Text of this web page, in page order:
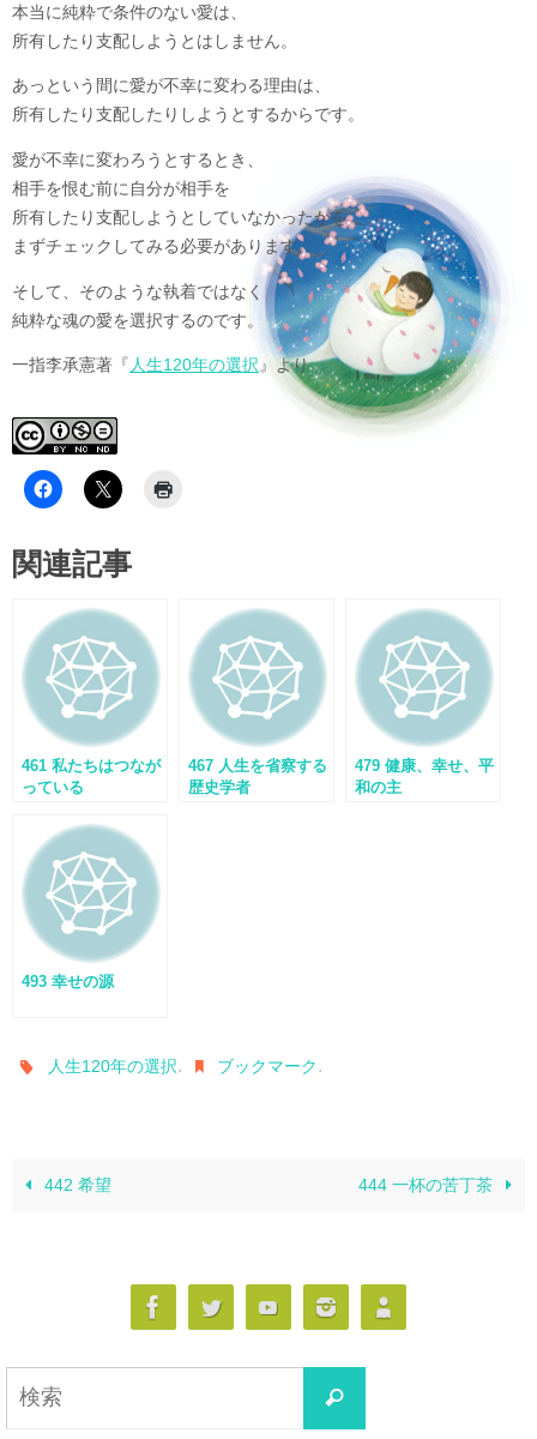
本当に純粋で条件のない愛は、
所有したり支配しようとはしません。
あっという間に愛が不幸に変わる理由は、
所有したり支配したりしようとするからです。
愛が不幸に変わろうとするとき、
相手を恨む前に自分が相手を
所有したり支配しようとしていなかったかを
まずチェックしてみる必要があります。
そして、そのような執着ではなく
純粋な魂の愛を選択するのです。
一指李承憲著『 人生120年の選択 』より
関連記事
461 私たちはつなが
っている
467 人生を省察する
歴史学者
479 健康、幸せ、平
和の主
493 幸せの源
人生120年の選択. ブックマーク.
442 希望 444 一杯の苦丁茶
検
索